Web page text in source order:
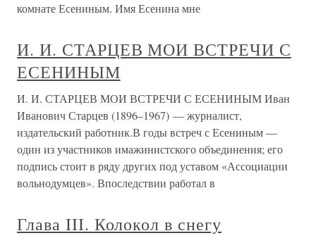
комнате Есениным. Имя Есенина мне
И. И. СТАРЦЕВ МОИ ВСТРЕЧИ С
ЕСЕНИНЫМ
И. И. СТАРЦЕВ МОИ ВСТРЕЧИ С ЕСЕНИНЫМ Иван
Иванович Старцев (1896–1967) — журналист,
издательский работник.В годы встреч с Есениным —
один из участников имажинистского объединения; его
подпись стоит в ряду других под уставом «Ассоциации
вольнодумцев». Впоследствии работал в
Глава III. Колокол в снегу